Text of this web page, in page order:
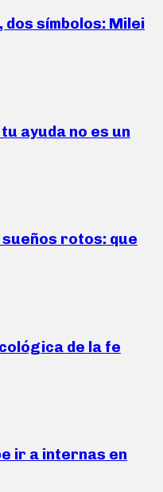
símbolos: Milei
ayuda no es un
rotos: que
de la fe
ir a internas en